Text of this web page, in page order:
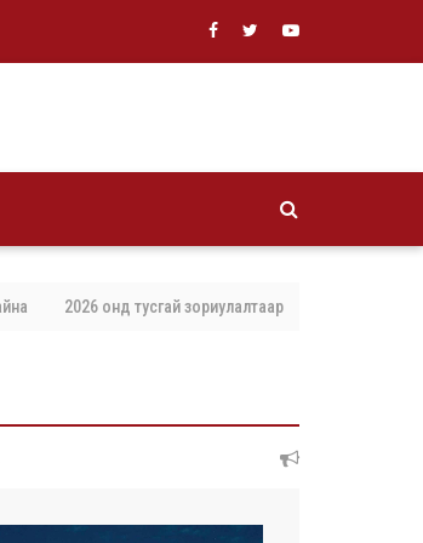
2026 онд тусгай зориулалтаар агнах, барих амьтны тоо